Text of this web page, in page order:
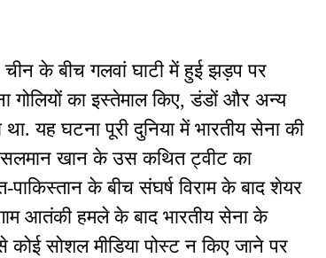
के बीच गलवां घाटी में हुई झड़प पर
गोलियों का इस्तेमाल किए, डंडों और अन्य
था. यह घटना पूरी दुनिया में भारतीय सेना की
सलमान खान के उस कथित ट्वीट का
के बीच संघर्ष विराम के बाद शेयर
आतंकी हमले के बाद भारतीय सेना के
सोशल मीडिया पोस्ट न किए जाने पर